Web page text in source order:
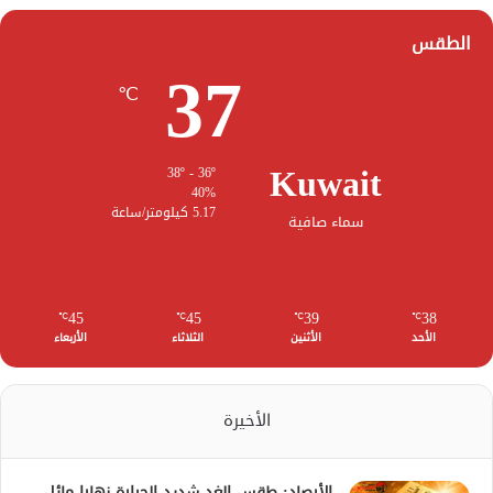
الطقس
Kuwait
سماء صافية
37
℃
40%
5.17 كيلومتر/ساعة
38
℃
الأحد
39
℃
الأثنين
45
℃
الثلاثاء
45
℃
الأربعاء
الأخيرة